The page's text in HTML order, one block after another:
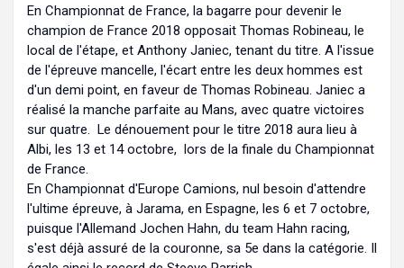
En Championnat de France, la bagarre pour devenir le
champion de France 2018 opposait Thomas Robineau, le
local de l'étape, et Anthony Janiec, tenant du titre. A l'issue
de l'épreuve mancelle, l'écart entre les deux hommes est
d'un demi point, en faveur de Thomas Robineau. Janiec a
réalisé la manche parfaite au Mans, avec quatre victoires
sur quatre. Le dénouement pour le titre 2018 aura lieu à
Albi, les 13 et 14 octobre, lors de la finale du Championnat
de France.
En Championnat d'Europe Camions, nul besoin d'attendre
l'ultime épreuve, à Jarama, en Espagne, les 6 et 7 octobre,
puisque l'Allemand Jochen Hahn, du team Hahn racing,
s'est déjà assuré de la couronne, sa 5e dans la catégorie. Il